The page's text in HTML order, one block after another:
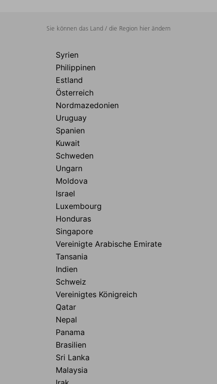
Sie können das Land / die Region hier ändern